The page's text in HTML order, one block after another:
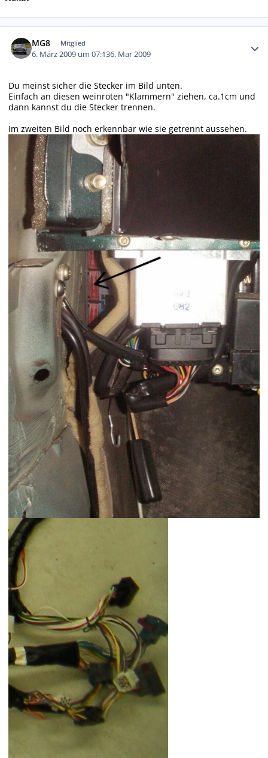
MG8 Mitglied
6. März 2009 um 07:136. Mar 2009
Du meinst sicher die Stecker im Bild unten.
Einfach an diesen weinroten "Klammern" ziehen, ca.1cm und
dann kannst du die Stecker trennen.
Im zweiten Bild noch erkennbar wie sie getrennt aussehen.